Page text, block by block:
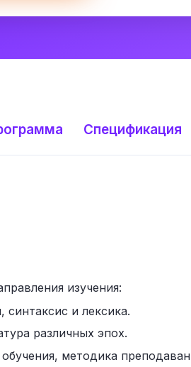
Спецификация
изучения:
и лексика.
различных эпох.
методика